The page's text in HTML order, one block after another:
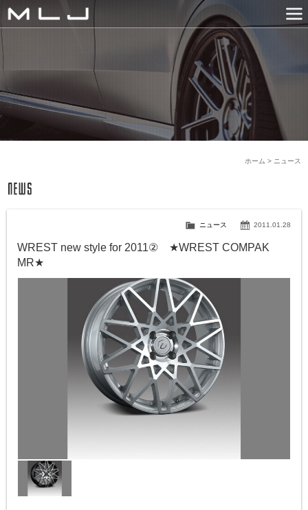
MLJ / Lexani(レクサーニ
PRODUCTS
GALLERY
SNS
NEWS
COMPANY
HISTORY
CONTACT US
LINK
ニュース
ホーム >
2011.01.28
ニュース
WREST new style for 2011② ★WREST COMPAK
MR★